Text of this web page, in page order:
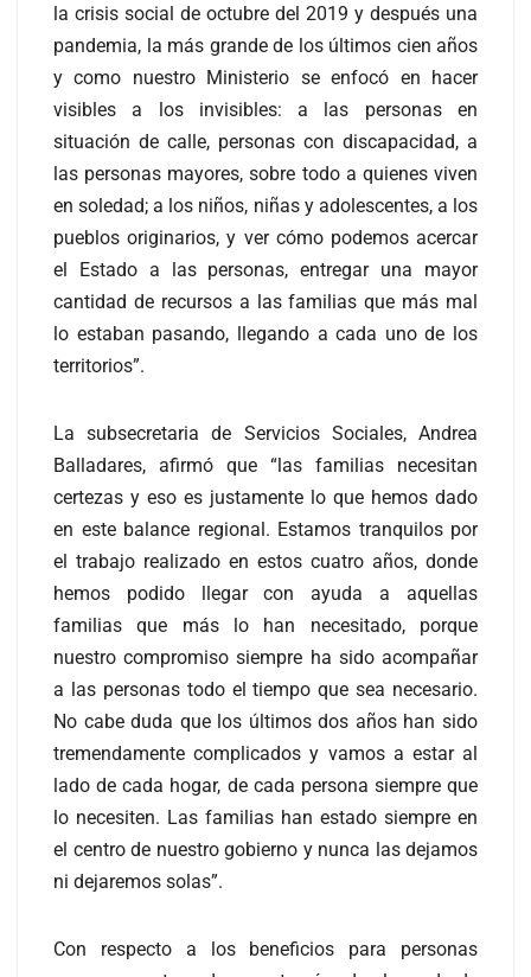
la crisis social de octubre del 2019 y después una
pandemia, la más grande de los últimos cien años
y como nuestro Ministerio se enfocó en hacer
visibles a los invisibles: a las personas en
situación de calle, personas con discapacidad, a
las personas mayores, sobre todo a quienes viven
en soledad; a los niños, niñas y adolescentes, a los
pueblos originarios, y ver cómo podemos acercar
el Estado a las personas, entregar una mayor
cantidad de recursos a las familias que más mal
lo estaban pasando, llegando a cada uno de los
territorios”.
La subsecretaria de Servicios Sociales, Andrea
Balladares, afirmó que “las familias necesitan
certezas y eso es justamente lo que hemos dado
en este balance regional. Estamos tranquilos por
el trabajo realizado en estos cuatro años, donde
hemos podido llegar con ayuda a aquellas
familias que más lo han necesitado, porque
nuestro compromiso siempre ha sido acompañar
a las personas todo el tiempo que sea necesario.
No cabe duda que los últimos dos años han sido
tremendamente complicados y vamos a estar al
lado de cada hogar, de cada persona siempre que
lo necesiten. Las familias han estado siempre en
el centro de nuestro gobierno y nunca las dejamos
ni dejaremos solas”.
Con respecto a los beneficios para personas